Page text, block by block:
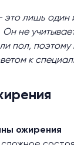
лишь один
Он не
пол, поэтому
к
ожирения